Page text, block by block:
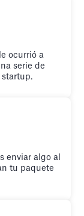
ocurrió a
serie de
startup.
enviar algo al
tu paquete